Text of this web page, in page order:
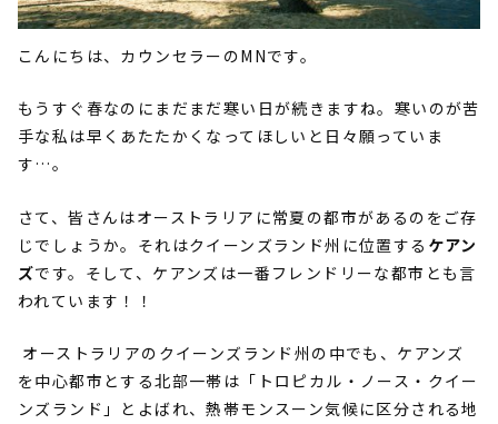
こんにちは、カウンセラーのMNです。
もうすぐ春なのにまだまだ寒い日が続きますね。寒いのが苦
手な私は早くあたたかくなってほしいと日々願っていま
す…。
さて、皆さんはオーストラリアに常夏の都市があるのをご存
じでしょうか。それはクイーンズランド州に位置する ケアン
ズです。そして、ケアンズは一番フレンドリーな都市とも言
われています！！
オーストラリアのクイーンズランド州の中でも、ケアンズ
を中心都市とする北部一帯は「トロピカル・ノース・クイー
ンズランド」とよばれ、熱帯モンスーン気候に区分される地